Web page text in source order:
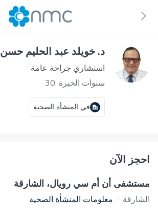
د. خويلد عبد الحليم حسن
استشاري جراحة عامة
سنوات الخبرة :30
في المنشأة الصحية
احجز الآن
مستشفى أن أم سي رويال، الشارقة
الشارقة · معلومات المنشأة الصحية